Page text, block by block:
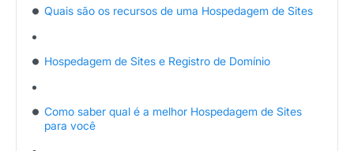
Quais são os recursos de uma Hospedagem de Sites
Hospedagem de Sites e Registro de Domínio
Como saber qual é a melhor Hospedagem de Sites
para você